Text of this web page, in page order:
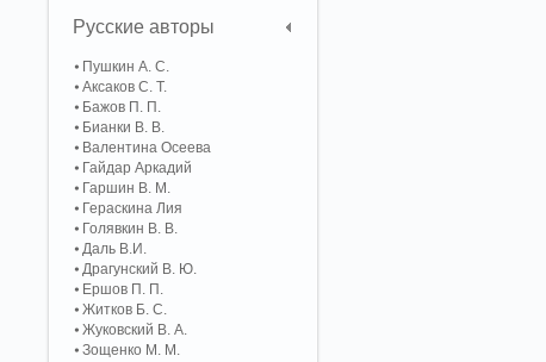
Русские авторы
Пушкин А. С.
Аксаков С. Т.
Бажов П. П.
Бианки В. В.
Валентина Осеева
Гайдар Аркадий
Гаршин В. М.
Гераскина Лия
Голявкин В. В.
Даль В.И.
Драгунский В. Ю.
Ершов П. П.
Житков Б. С.
Жуковский В. А.
Зощенко М. М.